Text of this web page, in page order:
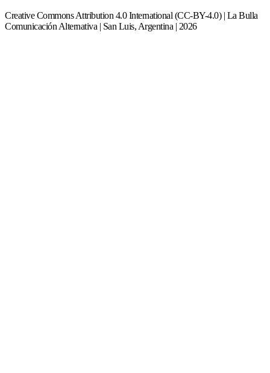
Creative Commons Attribution 4.0 International (CC-BY-4.0) | La Bulla
Comunicación Alternativa | San Luis, Argentina | 2026